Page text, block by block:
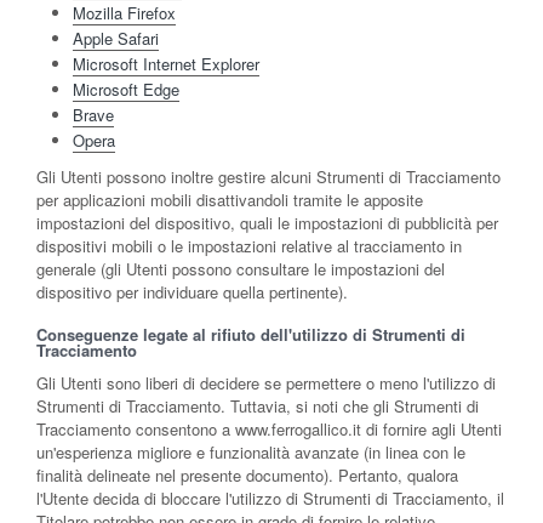
Mozilla Firefox
Apple Safari
Microsoft Internet Explorer
Microsoft Edge
Brave
Opera
Gli Utenti possono inoltre gestire alcuni Strumenti di Tracciamento
per applicazioni mobili disattivandoli tramite le apposite
impostazioni del dispositivo, quali le impostazioni di pubblicità per
dispositivi mobili o le impostazioni relative al tracciamento in
generale (gli Utenti possono consultare le impostazioni del
dispositivo per individuare quella pertinente).
Conseguenze legate al rifiuto dell'utilizzo di Strumenti di
Tracciamento
Gli Utenti sono liberi di decidere se permettere o meno l'utilizzo di
Strumenti di Tracciamento. Tuttavia, si noti che gli Strumenti di
Tracciamento consentono a www.ferrogallico.it di fornire agli Utenti
un'esperienza migliore e funzionalità avanzate (in linea con le
finalità delineate nel presente documento). Pertanto, qualora
l'Utente decida di bloccare l'utilizzo di Strumenti di Tracciamento, il